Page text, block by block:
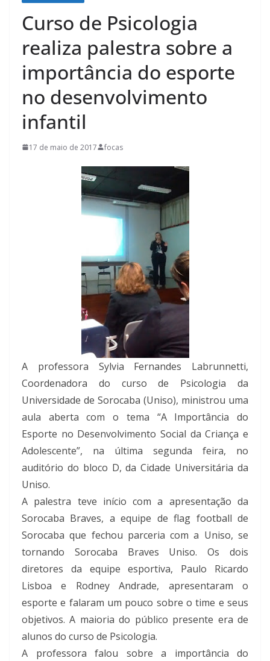
Curso de Psicologia
realiza palestra sobre a
importância do esporte
no desenvolvimento
infantil
17 de maio de 2017 focas
A professora Sylvia Fernandes Labrunnetti,
Coordenadora do curso de Psicologia da
Universidade de Sorocaba (Uniso), ministrou uma
aula aberta com o tema “A Importância do
Esporte no Desenvolvimento Social da Criança e
Adolescente”, na última segunda feira, no
auditório do bloco D, da Cidade Universitária da
Uniso.
A palestra teve início com a apresentação da
Sorocaba Braves, a equipe de flag football de
Sorocaba que fechou parceria com a Uniso, se
tornando Sorocaba Braves Uniso. Os dois
diretores da equipe esportiva, Paulo Ricardo
Lisboa e Rodney Andrade, apresentaram o
esporte e falaram um pouco sobre o time e seus
objetivos. A maioria do público presente era de
alunos do curso de Psicologia.
A professora falou sobre a importância do